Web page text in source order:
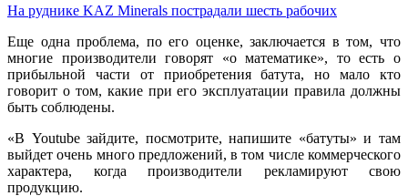
На руднике KAZ Minerals пострадали шесть рабочих
Еще одна проблема, по его оценке, заключается в том, что
многие производители говорят «о математике», то есть о
прибыльной части от приобретения батута, но мало кто
говорит о том, какие при его эксплуатации правила должны
быть соблюдены.
«В Youtube зайдите, посмотрите, напишите «батуты» и там
выйдет очень много предложений, в том числе коммерческого
характера, когда производители рекламируют свою
продукцию.